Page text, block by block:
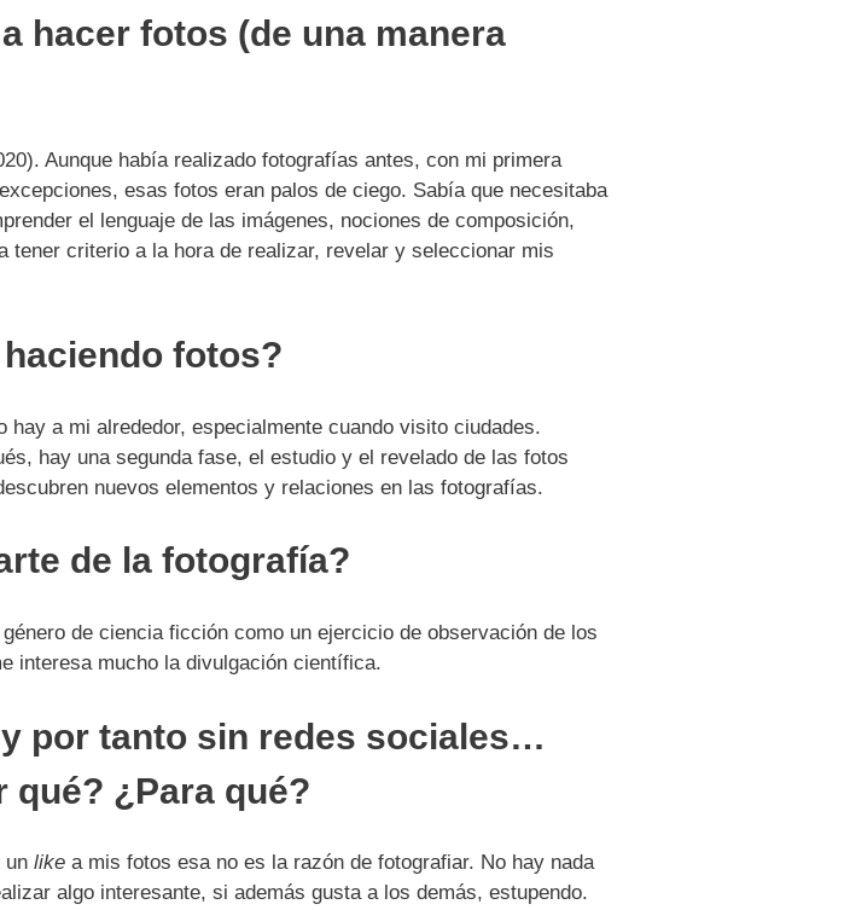
hacer fotos (de una manera
Aunque había realizado fotografías antes, con mi primera
esas fotos eran palos de ciego. Sabía que necesitaba
el lenguaje de las imágenes, nociones de composición,
criterio a la hora de realizar, revelar y seleccionar mis
fotos?
a mi alrededor, especialmente cuando visito ciudades.
hay una segunda fase, el estudio y el revelado de las fotos
nuevos elementos y relaciones en las fotografías.
de la fotografía?
de ciencia ficción como un ejercicio de observación de los
interesa mucho la divulgación científica.
por tanto sin redes sociales…
¿Para qué?
un like a mis fotos esa no es la razón de fotografiar. No hay nada
algo interesante, si además gusta a los demás, estupendo.